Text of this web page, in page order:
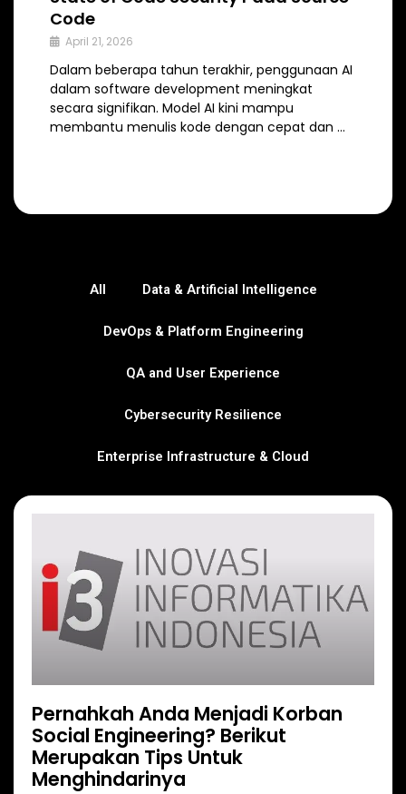
Code
April 21, 2026
Dalam beberapa tahun terakhir, penggunaan AI
dalam software development meningkat
secara signifikan. Model AI kini mampu
membantu menulis kode dengan cepat dan …
All Data & Artificial Intelligence
DevOps & Platform Engineering
QA and User Experience
Cybersecurity Resilience
Enterprise Infrastructure & Cloud
Pernahkah Anda Menjadi Korban
Social Engineering? Berikut
Merupakan Tips Untuk
Menghindarinya